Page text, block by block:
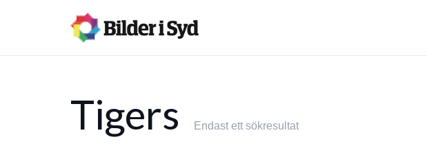
Tigers Endast ett sökresultat